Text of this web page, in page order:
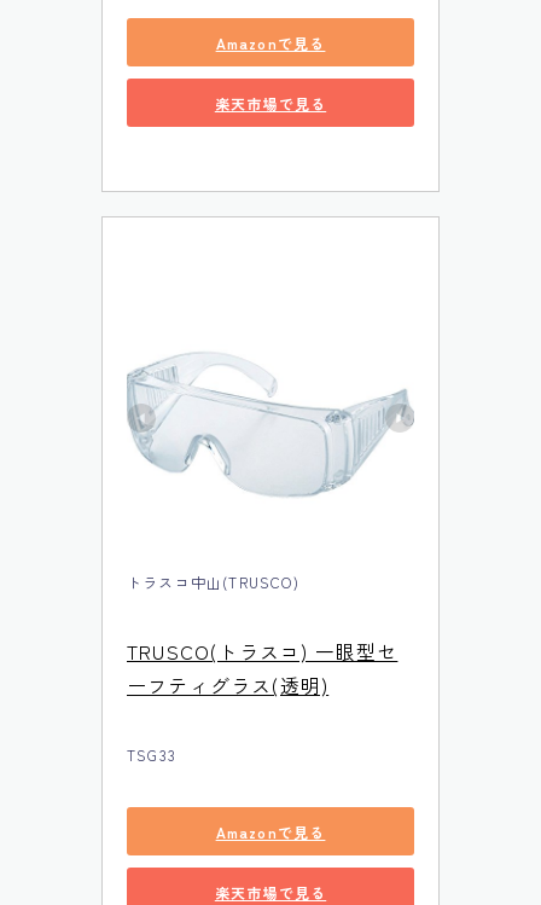
Amazonで見る
楽天市場で見る
トラスコ中山(TRUSCO)
TRUSCO(トラスコ) 一眼型セ
ーフティグラス(透明)
TSG33
Amazonで見る
楽天市場で見る